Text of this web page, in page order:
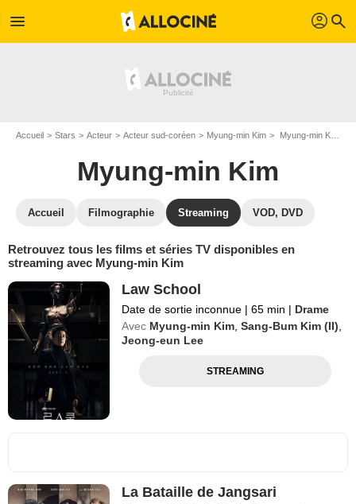
menu profil search
Accueil Stars Acteur Acteur sud-coréen Myung-min Kim Myung-min Kim : Films et séries online
Myung-min Kim
Accueil Filmographie Streaming VOD, DVD
Retrouvez tous les films et séries TV disponibles en
streaming avec Myung-min Kim
Law School
Date de sortie inconnue | 65 min | Drame
Avec Myung-min Kim ,Sang-Bum Kim (II)
Jeong-eun Lee
STREAMING
La Bataille de Jangsari